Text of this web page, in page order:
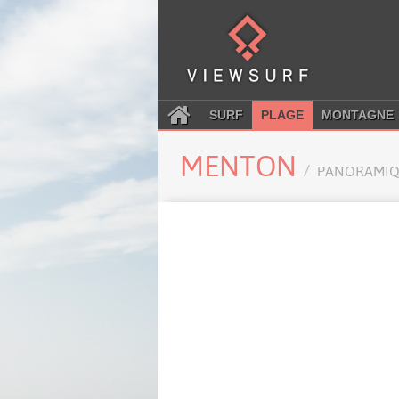
SURF PLAGE MONTAGNE
MENTON